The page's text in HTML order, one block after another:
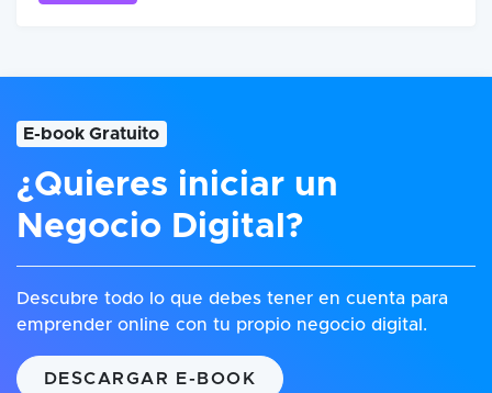
E-book Gratuito
¿Quieres iniciar un
Negocio Digital?
Descubre todo lo que debes tener en cuenta para
emprender online con tu propio negocio digital.
DESCARGAR E-BOOK